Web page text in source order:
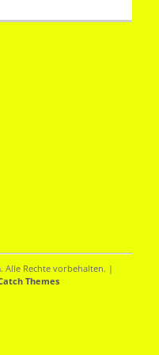
. Alle Rechte vorbehalten. |
Themes